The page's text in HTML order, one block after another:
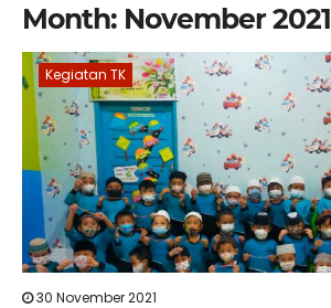
Month: November 2021
Kegiatan TK
30 November 2021